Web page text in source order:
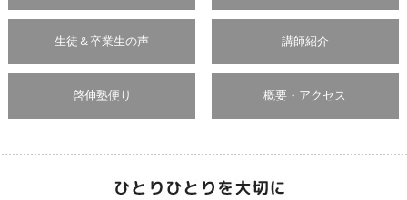
生徒＆卒業生の声 講師紹介
啓伸塾便り 概要・アクセス